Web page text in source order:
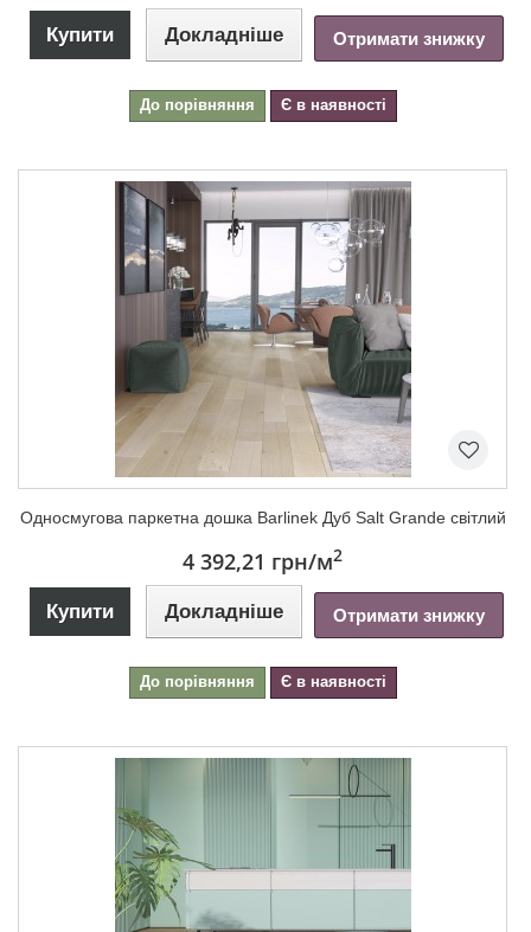
Купити Докладніше Отримати знижку
До порівняння Є в наявності
Односмугова паркетна дошка Barlinek Дуб Salt Grande світлий
4 392,21 грн/м2
Купити Докладніше Отримати знижку
До порівняння Є в наявності